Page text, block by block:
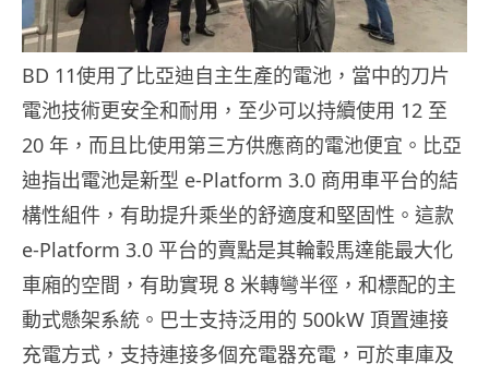
BD 11使用了比亞迪自主生產的電池，當中的刀片
電池技術更安全和耐用，至少可以持續使用 12 至
20 年，而且比使用第三方供應商的電池便宜。比亞
迪指出電池是新型 e-Platform 3.0 商用車平台的結
構性組件，有助提升乘坐的舒適度和堅固性。這款
e-Platform 3.0 平台的賣點是其輪轂馬達能最大化
車廂的空間，有助實現 8 米轉彎半徑，和標配的主
動式懸架系統。巴士支持泛用的 500kW 頂置連接
充電方式，支持連接多個充電器充電，可於車庫及